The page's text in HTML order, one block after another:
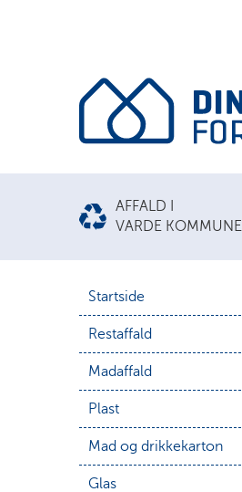
AFFALD I
VARDE KOMMUNE
Startside
Restaffald
Madaffald
Plast
Mad og drikkekarton
Glas